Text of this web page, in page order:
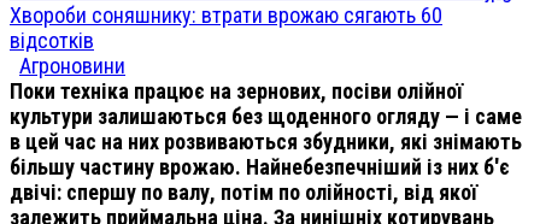
Хвороби соняшнику: втрати врожаю сягають 60
відсотків
Агроновини
Поки техніка працює на зернових, посіви олійної
культури залишаються без щоденного огляду — і саме
в цей час на них розвиваються збудники, які знімають
більшу частину врожаю. Найнебезпечніший із них б'є
двічі: спершу по валу, потім по олійності, від якої
залежить приймальна ціна. За нинішніх котирувань